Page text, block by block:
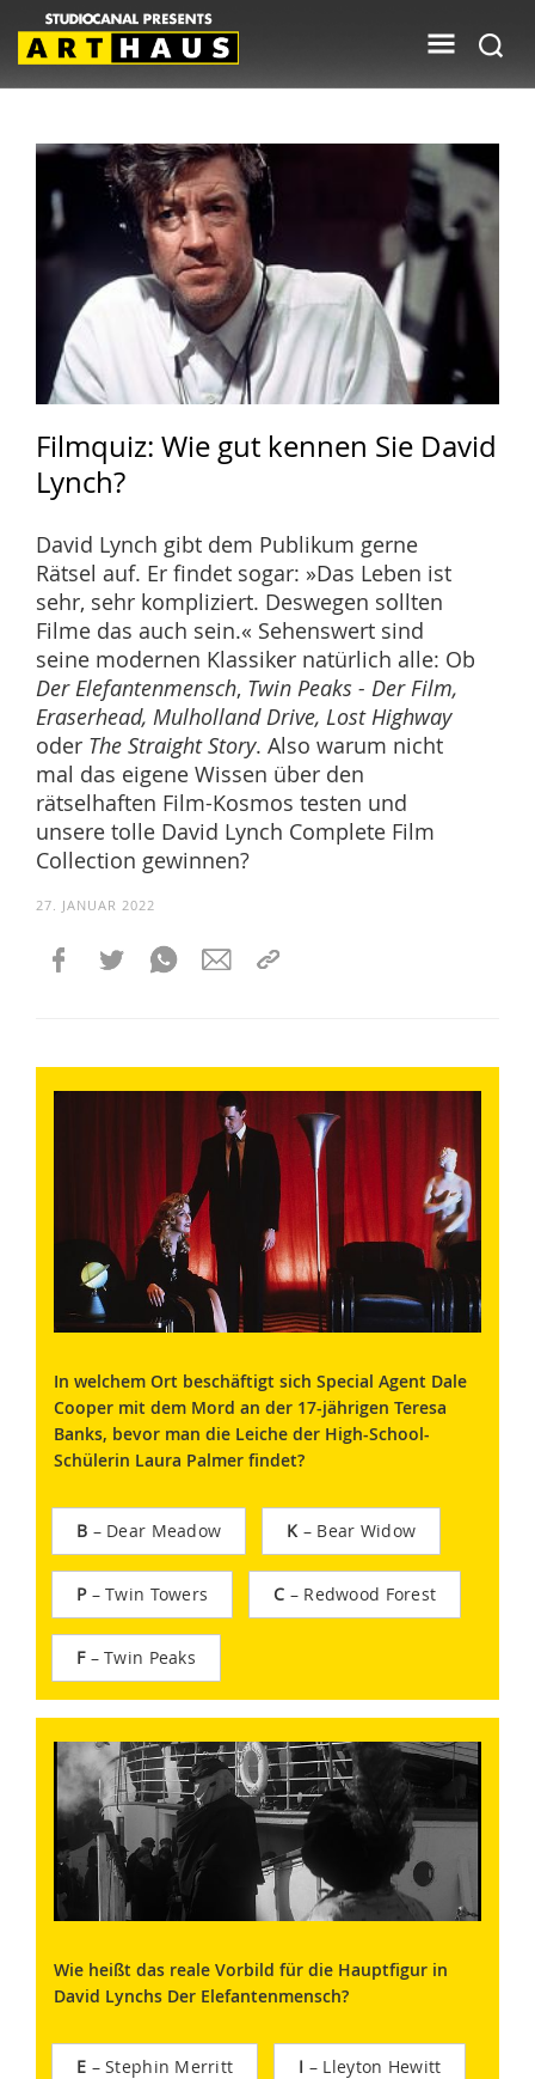
Filmquiz: Wie gut kennen Sie David
Lynch?
David Lynch gibt dem Publikum gerne
Rätsel auf. Er findet sogar: »Das Leben ist
sehr, sehr kompliziert. Deswegen sollten
Filme das auch sein.« Sehenswert sind
seine modernen Klassiker natürlich alle: Ob
Der Elefantenmensch, Twin Peaks - Der Film,
Eraserhead, Mulholland Drive, Lost Highway
oder The Straight Story. Also warum nicht
mal das eigene Wissen über den
rätselhaften Film-Kosmos testen und
unsere tolle David Lynch Complete Film
Collection gewinnen?
27. JANUAR 2022
In welchem Ort beschäftigt sich Special Agent Dale
Cooper mit dem Mord an der 17-jährigen Teresa
Banks, bevor man die Leiche der High-School-
Schülerin Laura Palmer findet?
B – Dear Meadow K– Bear Widow
P– Twin Towers C – Redwood Forest
F– Twin Peaks
Wie heißt das reale Vorbild für die Hauptfigur in
David Lynchs Der Elefantenmensch?
E – Stephin Merritt I – Lleyton Hewitt